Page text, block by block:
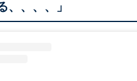
、、、、」